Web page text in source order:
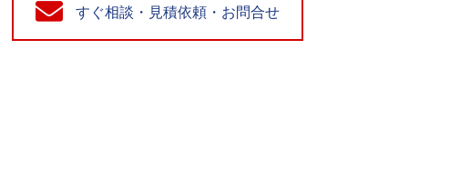
すぐ相談・見積依頼・お問合せ